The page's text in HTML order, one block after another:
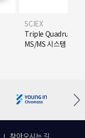
SCIEX
Triple Quadrupole
MS/MS 시스템